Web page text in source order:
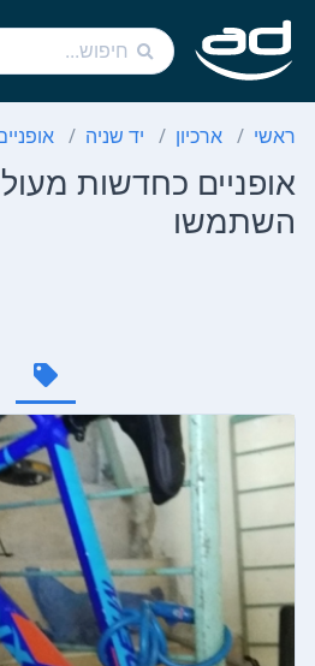
ראשי ארכיון יד שניה
אופניים כחדשות
השתמשו